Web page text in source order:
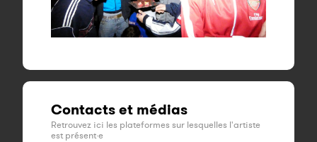
Contacts et médias
Retrouvez ici les plateformes sur lesquelles l'artiste
est présent·e